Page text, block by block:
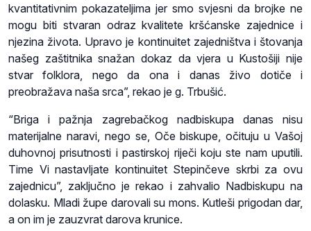
kvantitativnim pokazateljima jer smo svjesni da brojke ne
mogu biti stvaran odraz kvalitete kršćanske zajednice i
njezina života. Upravo je kontinuitet zajedništva i štovanja
našeg zaštitnika snažan dokaz da vjera u Kustošiji nije
stvar folklora, nego da ona i danas živo dotiče i
preobražava naša srca”, rekao je g. Trbušić.
“Briga i pažnja zagrebačkog nadbiskupa danas nisu
materijalne naravi, nego se, Oče biskupe, očituju u Vašoj
duhovnoj prisutnosti i pastirskoj riječi koju ste nam uputili.
Time Vi nastavljate kontinuitet Stepinčeve skrbi za ovu
zajednicu”, zaključno je rekao i zahvalio Nadbiskupu na
dolasku. Mladi župe darovali su mons. Kutleši prigodan dar,
a on im je zauzvrat darova krunice.